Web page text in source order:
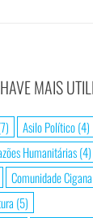
MAIS
Asilo Político(4)
Humanitárias(4)
Comunidade Cigana
(5)